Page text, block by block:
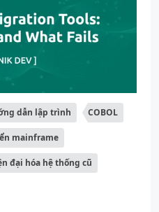
dẫn lập trình COBOL
mainframe
đại hóa hệ thống cũ